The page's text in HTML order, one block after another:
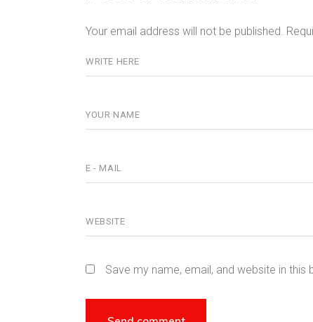
Your email address will not be published.
Save my name, email, and website in